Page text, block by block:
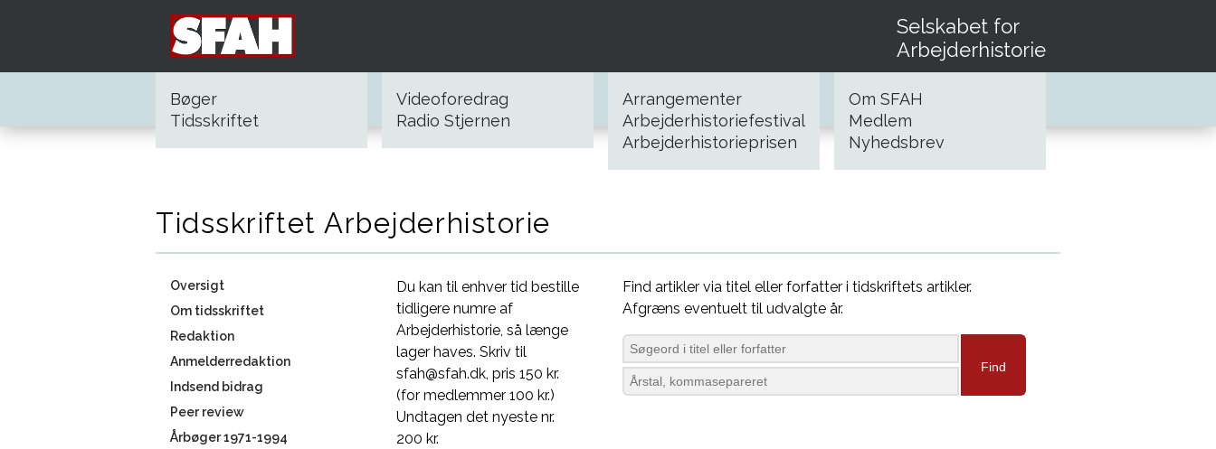
Selskabet for
Arbejderhistorie
Bøger
Tidsskriftet
Videoforedrag
Radio Stjernen
Arrangementer
Arbejderhistoriefestival
Arbejderhistorieprisen
Om SFAH
Medlem
Nyhedsbrev
Tidsskriftet Arbejderhistorie
Oversigt
Om tidsskriftet
Redaktion
Anmelderredaktion
Indsend bidrag
Peer review
Årbøger 1971-1994
Du kan til enhver tid bestille
tidligere numre af
Arbejderhistorie, så længe
lager haves. Skriv til
sfah@sfah.dk, pris 150 kr.
(for medlemmer 100 kr.)
Undtagen det nyeste nr.
200 kr.
Find artikler via titel eller forfatter i tidskriftets artikler.
Afgræns eventuelt til udvalgte år.